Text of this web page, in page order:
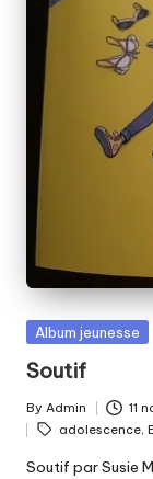
Posted
Album jeunesse
Soutif
Posted
by
By Admin 11
Tags:
adolescence,
Soutif par Susie